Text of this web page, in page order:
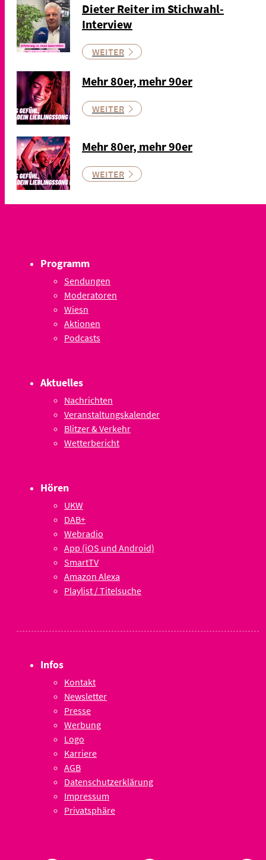
Dieter Reiter im Stichwahl-
Interview
WEITER
Mehr 80er, mehr 90er
WEITER
Mehr 80er, mehr 90er
WEITER
Programm
Sendungen
Moderatoren
Wiesn
Aktionen
Podcasts
Aktuelles
Nachrichten
Veranstaltungskalender
Blitzer & Verkehr
Wetterbericht
Hören
UKW
DAB+
Webradio
App (iOS und Android)
SmartTV
Amazon Alexa
Playlist / Titelsuche
Infos
Kontakt
Newsletter
Presse
Werbung
Logo
Karriere
AGB
Datenschutzerklärung
Impressum
Privatsphäre